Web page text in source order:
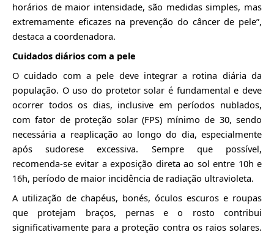
horários de maior intensidade, são medidas simples, mas
extremamente eficazes na prevenção do câncer de pele”,
destaca a coordenadora.
Cuidados diários com a pele
O cuidado com a pele deve integrar a rotina diária da
população. O uso do protetor solar é fundamental e deve
ocorrer todos os dias, inclusive em períodos nublados,
com fator de proteção solar (FPS) mínimo de 30, sendo
necessária a reaplicação ao longo do dia, especialmente
após sudorese excessiva. Sempre que possível,
recomenda-se evitar a exposição direta ao sol entre 10h e
16h, período de maior incidência de radiação ultravioleta.
A utilização de chapéus, bonés, óculos escuros e roupas
que protejam braços, pernas e o rosto contribui
significativamente para a proteção contra os raios solares.